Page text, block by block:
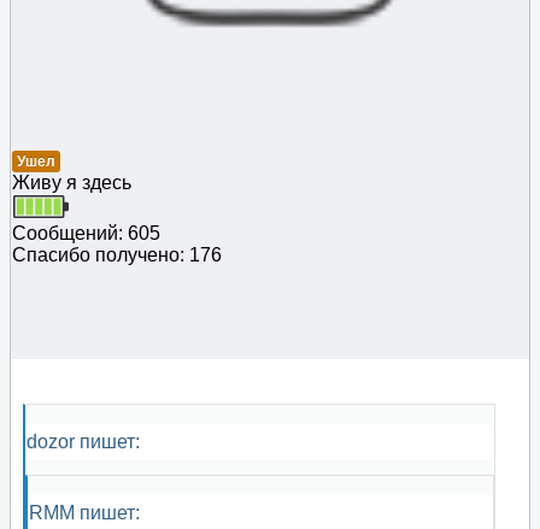
Ушел
Живу я здесь
Сообщений: 605
Спасибо получено: 176
dozor пишет:
RMM пишет: